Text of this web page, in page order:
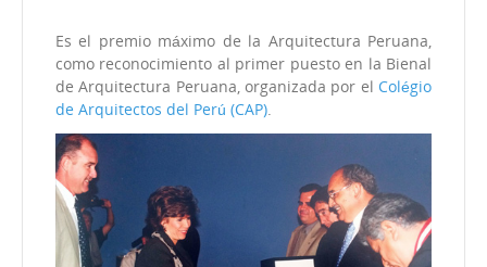
Es el premio máximo de la Arquitectura Peruana,
como reconocimiento al primer puesto en la Bienal
de Arquitectura Peruana, organizada por el Colégio
de Arquitectos del Perú (CAP).